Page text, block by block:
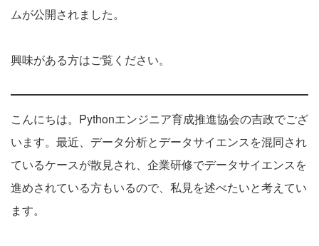
ムが公開されました。
興味がある方はご覧ください。
こんにちは。Pythonエンジニア育成推進協会の吉政でござ
います。最近、データ分析とデータサイエンスを混同され
ているケースが散見され、企業研修でデータサイエンスを
進めされている方もいるので、私見を述べたいと考えてい
ます。